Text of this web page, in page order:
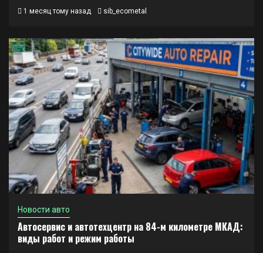
1 месяц тому назад sib_ecometal
Новости авто
Автосервис и автотехцентр на 84-м километре МКАД:
виды работ и режим работы